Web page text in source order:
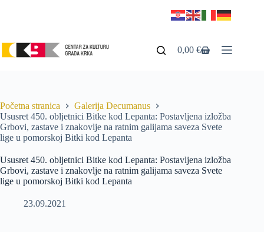
0,00€
Početna stranica
Galerija Decumanus
Ususret 450. obljetnici Bitke kod Lepanta: Postavljena izložba
Grbovi, zastave i znakovlje na ratnim galijama saveza Svete
lige u pomorskoj Bitki kod Lepanta
Ususret 450. obljetnici Bitke kod Lepanta: Postavljena izložba
Grbovi, zastave i znakovlje na ratnim galijama saveza Svete
lige u pomorskoj Bitki kod Lepanta
23.09.2021